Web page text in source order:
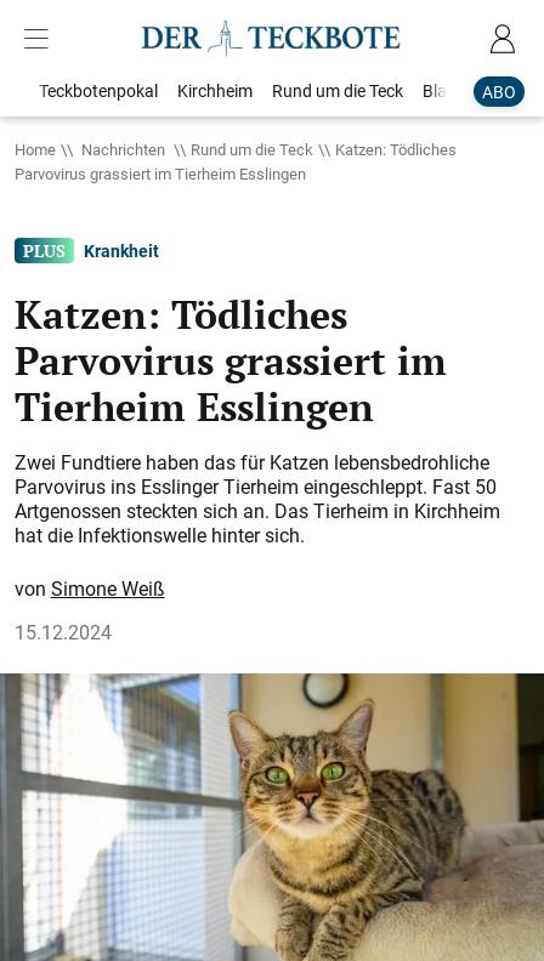
ABO
Teckbotenpokal Kirchheim Rund um die Teck Blaulicht
Home Nachrichten Rund um die Teck
Katzen: Tödliches
Parvovirus grassiert im Tierheim Esslingen
Krankheit
Katzen: Tödliches
Parvovirus grassiert im
Tierheim Esslingen
Zwei Fundtiere haben das für Katzen lebensbedrohliche
Parvovirus ins Esslinger Tierheim eingeschleppt. Fast 50
Artgenossen steckten sich an. Das Tierheim in Kirchheim
hat die Infektionswelle hinter sich.
Simone Weiß
15.12.2024